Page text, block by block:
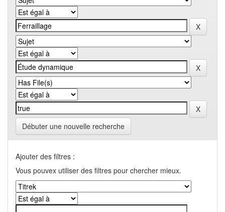
Débuter une nouvelle recherche
Ajouter des filtres :
Vous pouvex utiliser des filtres pour chercher mieux.